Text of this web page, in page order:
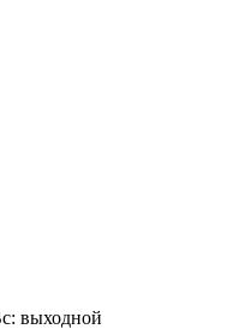
выходной